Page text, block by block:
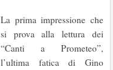
La prima impressione che
si prova alla lettura dei
“Canti a Prometeo”,
l’ultima fatica di Gino